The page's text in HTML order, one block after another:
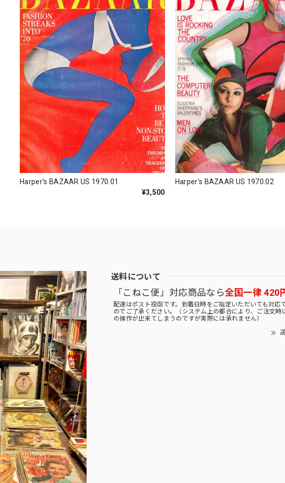
Harper's BAZAAR US 1970.01
¥3,500
Harper's BAZAAR US 1970.02
送料について
「こねこ便」対応商品なら全国一律 420
配達はポスト投函です。到着日時をご指定いただいても対応
のでご了承ください。（システム上の都合により、ご注文時
の操作が出来てしまうのですが実際には承れません）